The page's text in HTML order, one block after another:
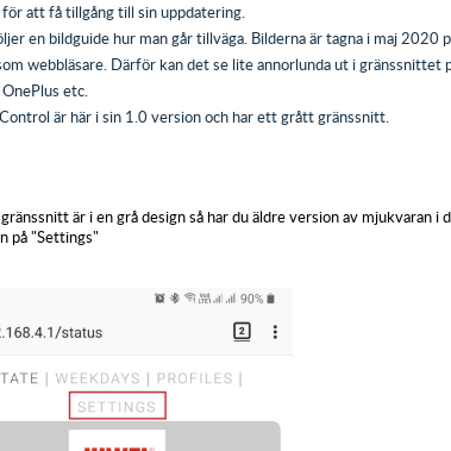
att få tillgång till sin uppdatering.
en bildguide hur man går tillväga. Bilderna är tagna i maj 2020
webbläsare. Därför kan det se lite annorlunda ut i gränssnittet
etc.
är här i sin 1.0 version och har ett grått gränssnitt.
är i en grå design så har du äldre version av mjukvaran
på "Settings"